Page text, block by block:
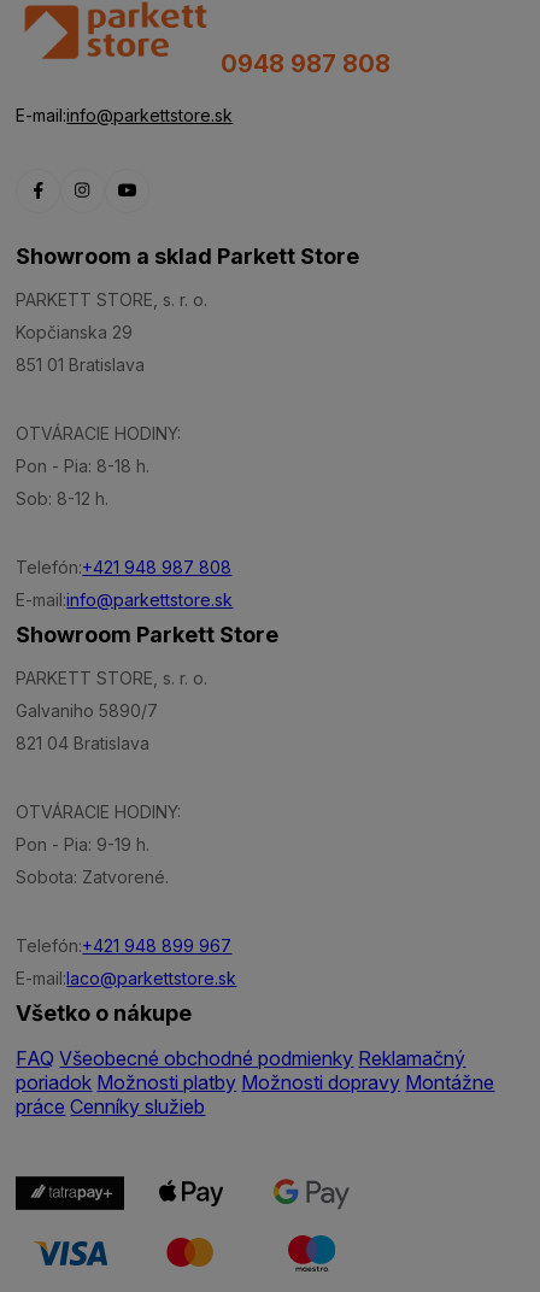
0948 987 808
E-mail:info@parkettstore.sk
Showroom a sklad Parkett Store
PARKETT STORE, s. r. o.
Kopčianska 29
851 01 Bratislava
OTVÁRACIE HODINY:
Pon - Pia: 8-18 h.
Sob: 8-12 h.
Telefón:+421 948 987 808
E-mail:info@parkettstore.sk
Showroom Parkett Store
PARKETT STORE, s. r. o.
Galvaniho 5890/7
821 04 Bratislava
OTVÁRACIE HODINY:
Pon - Pia: 9-19 h.
Sobota: Zatvorené.
Telefón:+421 948 899 967
E-mail:laco@parkettstore.sk
Všetko o nákupe
FAQ Všeobecné obchodné podmienky Reklamačný
poriadok Možnosti platby Možnosti dopravy Montážne
práce Cenníky služieb